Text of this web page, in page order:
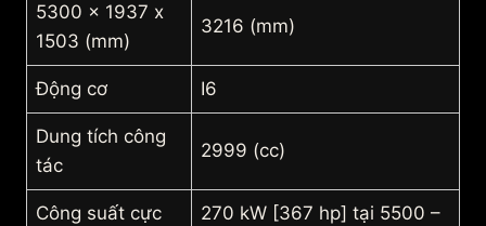
5300 x 1937 x
1503 (mm)
3216 (mm)
Động cơ I6
Dung tích công
tác
2999 (cc)
Công suất cực
270 kW [367 hp] tại 5500 –